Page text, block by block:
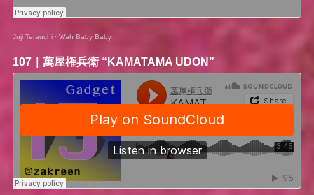
Juji Terauchi· Wah Baby Baby
107｜ 萬屋権兵衛“KAMATAMA UDON”